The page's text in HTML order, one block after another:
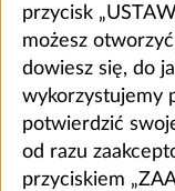
przycisk
możesz
dowiesz się, do
wykorzystujemy
potwierdzić
od razu
przyciskiem